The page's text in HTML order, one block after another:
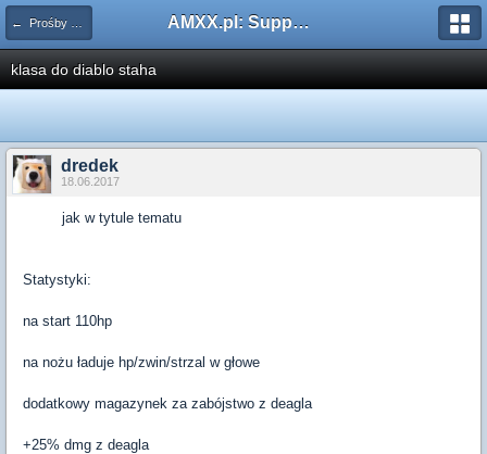
← Prośby o modyfikacje AMXX.pl: Support AMX Mod X i SourceMod
klasa do diablo staha
dredek
18.06.2017
jak w tytule tematu
Statystyki:
na start 110hp
na nożu ładuje hp/zwin/strzal w głowe
dodatkowy magazynek za zabójstwo z deagla
+25% dmg z deagla